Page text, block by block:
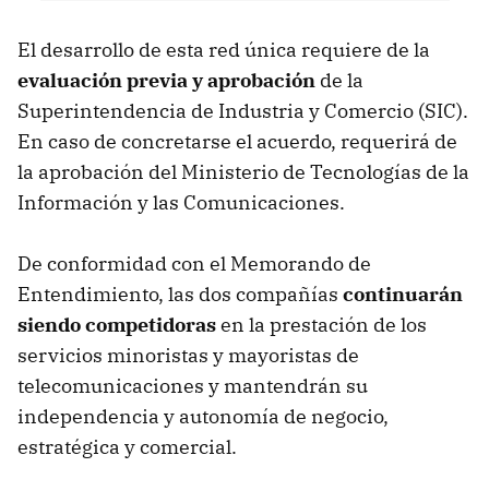
El desarrollo de esta red única requiere de la
evaluación previa y aprobación de la
Superintendencia de Industria y Comercio (SIC).
En caso de concretarse el acuerdo, requerirá de
la aprobación del Ministerio de Tecnologías de la
Información y las Comunicaciones.
De conformidad con el Memorando de
Entendimiento, las dos compañías continuarán
siendo competidorasen la prestación de los
servicios minoristas y mayoristas de
telecomunicaciones y mantendrán su
independencia y autonomía de negocio,
estratégica y comercial.